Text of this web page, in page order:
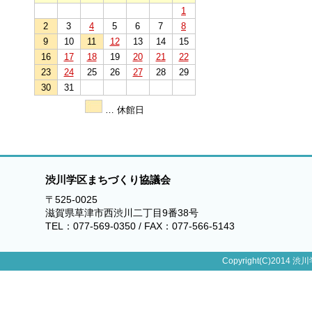
1
2
3 4 5 6 7
8
9
10 11 12 13 14
15
16
17 18 19 20 21
22
23
24 25 26 27 28
29
30
31
… 休館日
渋川学区まちづくり協議会
〒525-0025
滋賀県草津市西渋川二丁目9番38号
TEL：077-569-0350 / FAX：077-566-5143
Copyright(C)2014 渋川